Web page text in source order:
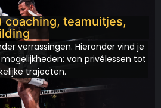
coaching, teamuitjes,
verrassingen. Hieronder vind je
van privélessen tot
trajecten.